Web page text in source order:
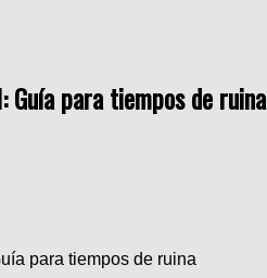
Guía para tiempos de ruina